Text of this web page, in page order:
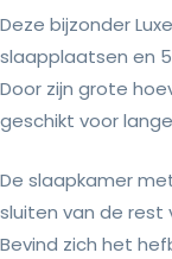
Deze bijzonder
slaapplaatsen en
Door zijn grote
geschikt voor
De slaapkamer
sluiten van de rest
Bevind zich het